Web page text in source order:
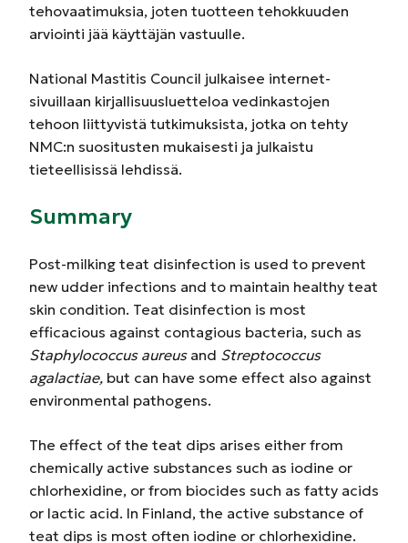
tehovaatimuksia, joten tuotteen tehokkuuden
arviointi jää käyttäjän vastuulle.
National Mastitis Council julkaisee internet-
sivuillaan kirjallisuusluetteloa vedinkastojen
tehoon liittyvistä tutkimuksista, jotka on tehty
NMC:n suositusten mukaisesti ja julkaistu
tieteellisissä lehdissä.
Summary
Post-milking teat disinfection is used to prevent
new udder infections and to maintain healthy teat
skin condition. Teat disinfection is most
efficacious against contagious bacteria, such as
Staphylococcus aureusand Streptococcus
agalactiae, but can have some effect also against
environmental pathogens.
The effect of the teat dips arises either from
chemically active substances such as iodine or
chlorhexidine, or from biocides such as fatty acids
or lactic acid. In Finland, the active substance of
teat dips is most often iodine or chlorhexidine.